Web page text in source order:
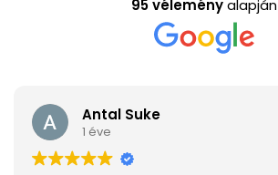
95 véleményalapján
Antal Suke
1 éve